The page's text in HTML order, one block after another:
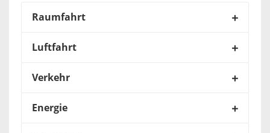
Raumfahrt
Luftfahrt
Verkehr
Energie